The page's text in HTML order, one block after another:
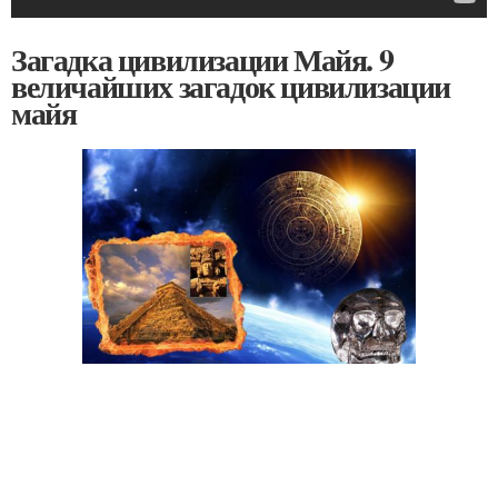
Загадка цивилизации Майя. 9
величайших загадок цивилизации
майя